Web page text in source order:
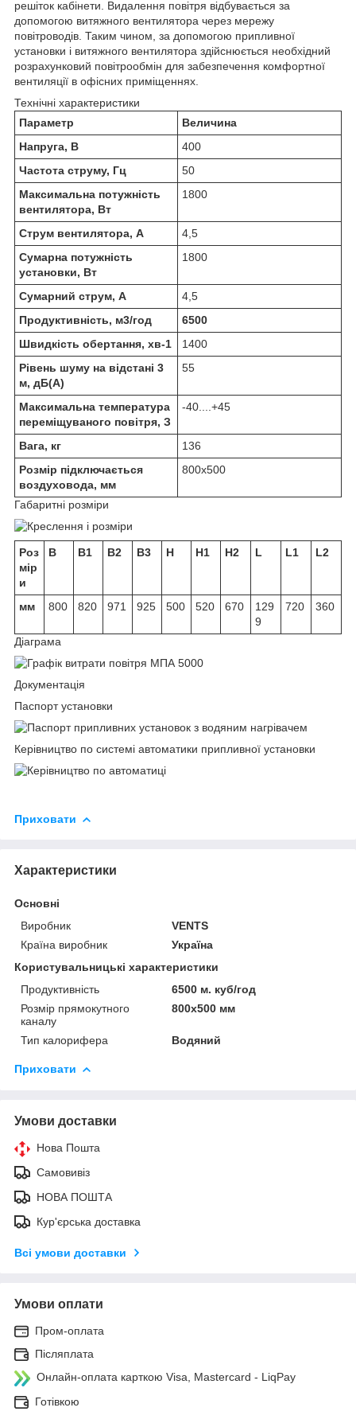
решіток кабінети. Видалення повітря відбувається за
допомогою витяжного вентилятора через мережу
повітроводів. Таким чином, за допомогою припливної
установки і витяжного вентилятора здійснюється необхідний
розрахунковий повітрообмін для забезпечення комфортної
вентиляції в офісних приміщеннях.
Технічні характеристики
Параметр
Величина
Напруга, В
400
Частота струму, Гц
50
Максимальна потужність
вентилятора, Вт
1800
Струм вентилятора, А
4,5
Сумарна потужність
установки, Вт
1800
Сумарний струм, А
4,5
Продуктивність, м3/год
6500
Швидкість обертання, хв-1
1400
Рівень шуму на відстані 3
м, дБ(А)
55
Максимальна температура
переміщуваного повітря, З
-40....+45
Вага, кг
136
Розмір підключається
воздуховода, мм
800x500
Габаритні розміри
Роз
мір
и
B B1 B2 B3 H H1 H2 L L1 L2
мм 800 820 971 925 500 520 670
129
9
720 360
Діаграма
Документація
Паспорт установки
Керівництво по системі автоматики припливної установки
Приховати
Характеристики
Основні
Виробник
VENTS
Країна виробник
Україна
Користувальницькі характеристики
Продуктивність
6500 м. куб/год
Розмір прямокутного
каналу
800х500 мм
Тип калорифера Водяний
Приховати
Умови доставки
Нова Пошта
Самовивіз
НОВА ПОШТА
Кур'єрська доставка
Всі умови доставки
Умови оплати
Пром-оплата
Післяплата
Онлайн-оплата карткою Visa, Mastercard - LiqPay
Готівкою